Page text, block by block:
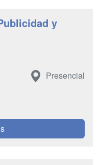
y
Presencial